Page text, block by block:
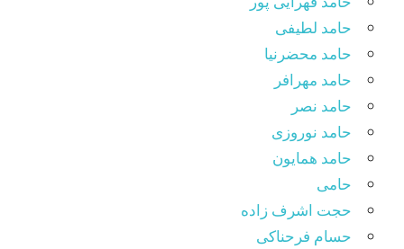
حامد لطیفی
حامد محضرنیا
حامد مهرافر
حامد نصر
حامد نوروزی
حامد همایون
حامی
حجت اشرف زاده
حسام فرحناکی